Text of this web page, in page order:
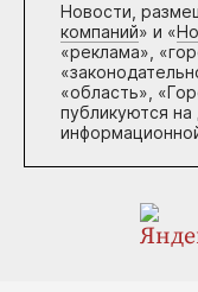
Новости,
компаний» и «
«реклама»,
«область»,
публикуются